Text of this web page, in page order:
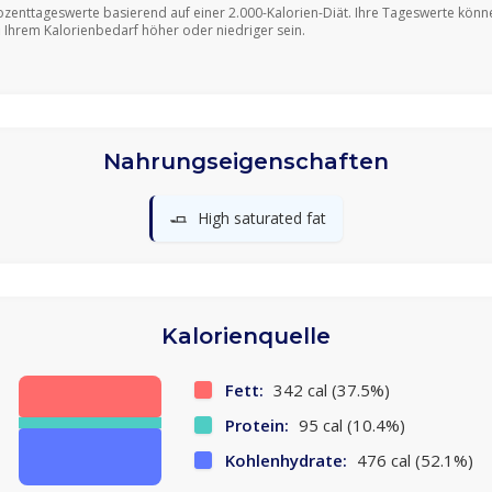
basierend auf einer 2.000-Kalorien-Diät. Ihre Tageswerte
Ihrem Kalorienbedarf höher oder niedriger sein.
Nahrungseigenschaften
🧈 High saturated fat
Kalorienquelle
Fett: 342 cal (37.5%)
Protein: 95 cal (10.4%)
Kohlenhydrate: 476 cal (52.1%)